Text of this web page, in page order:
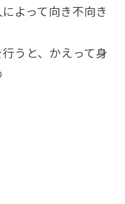
よって向き不向き
うと、かえって身